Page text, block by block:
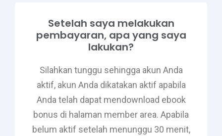
Setelah saya melakukan
pembayaran, apa yang saya
lakukan?
Silahkan tunggu sehingga akun Anda
aktif, akun Anda dikatakan aktif apabila
Anda telah dapat mendownload ebook
bonus di halaman member area. Apabila
belum aktif setelah menunggu 30 menit,